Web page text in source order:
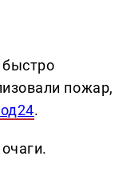
пожар,
.